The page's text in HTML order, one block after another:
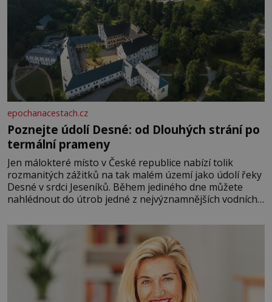
epochanacestach.cz
Poznejte údolí Desné: od Dlouhých strání po
termální prameny
Jen málokteré místo v České republice nabízí tolik
rozmanitých zážitků na tak malém území jako údolí řeky
Desné v srdci Jeseníků. Během jediného dne můžete
nahlédnout do útrob jedné z nejvýznamnějších vodních
se na koloběžce a den zakončit poznáváním památek ve
Velkých Losinách nebo v termálním